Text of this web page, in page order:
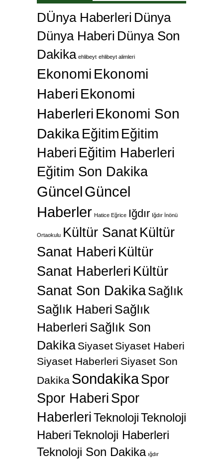
DÜnya Haberleri Dünya
Dünya Haberi Dünya Son
Dakika ehlibeyt ehlibeyt alimleri
Ekonomi Ekonomi
Haberi Ekonomi
Haberleri Ekonomi Son
Dakika Eğitim Eğitim
Haberi Eğitim Haberleri
Eğitim Son Dakika
GüncelGüncel
Haberler Hatice Eğrice Iğdır Iğdır İnönü
Ortaokulu Kültür SanatKültür
Sanat Haberi Kültür
Sanat Haberleri Kültür
Sanat Son DakikaSağlık
Sağlık Haberi Sağlık
Haberleri Sağlık Son
Dakika Siyaset Siyaset Haberi
Siyaset Haberleri Siyaset Son
Dakika SondakikaSpor
Spor Haberi Spor
HaberleriTeknolojiTeknoloji
HaberiTeknoloji Haberleri
Teknoloji Son Dakika ığdır